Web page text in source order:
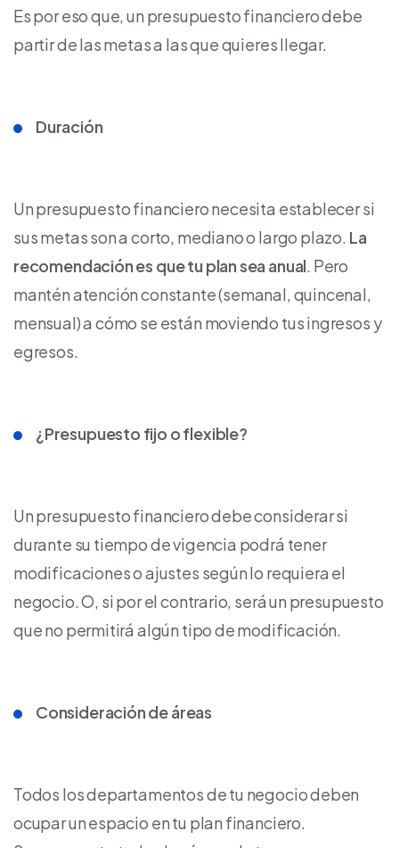
Es por eso que, un presupuesto financiero debe
partir de las metas a las que quieres llegar.
Duración
Un presupuesto financiero necesita establecer si
sus metas son a corto, mediano o largo plazo. La
recomendación es que tu plan sea anual. Pero
mantén atención constante (semanal, quincenal,
mensual) a cómo se están moviendo tus ingresos y
egresos.
¿Presupuesto fijo o flexible?
Un presupuesto financiero debe considerar si
durante su tiempo de vigencia podrá tener
modificaciones o ajustes según lo requiera el
negocio. O, si por el contrario, será un presupuesto
que no permitirá algún tipo de modificación.
Consideración de áreas
Todos los departamentos de tu negocio deben
ocupar un espacio en tu plan financiero.